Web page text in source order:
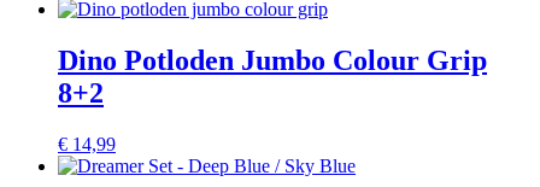
Dino Potloden Jumbo Colour Grip
8+2
€ 14,99